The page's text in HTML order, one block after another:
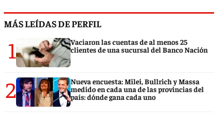
MÁS LEÍDAS DE PERFIL
1
Vaciaron las cuentas de al menos 25
clientes de una sucursal del Banco Nación
2
Nueva encuesta: Milei, Bullrich y Massa
medido en cada una de las provincias del
país: dónde gana cada uno